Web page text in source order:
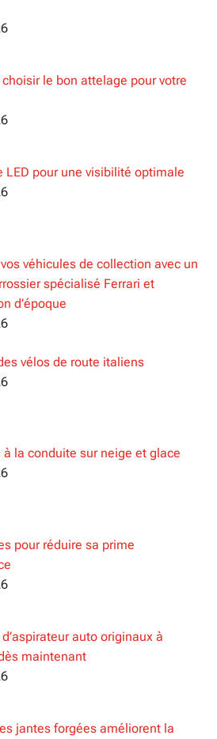
le bon attelage pour votre
LED pour une visibilité optimale
véhicules de collection avec un
spécialisé Ferrari et
d’époque
vélos de route italiens
à la conduite sur neige et glace
pour réduire sa prime
auto originaux à
maintenant
jantes forgées améliorent la